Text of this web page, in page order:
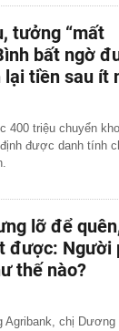
tưởng “mất
bất ngờ
tiền sau ít
400 triệu chuyển
được danh tính
lỡ để
được: Người
thế nào?
Agribank, chị Dương